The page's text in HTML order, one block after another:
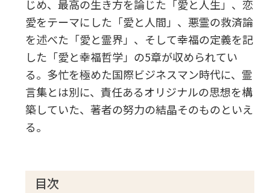
じめ、最高の生き方を論じた「愛と人生」、恋
愛をテーマにした「愛と人間」、悪霊の救済論
を述べた「愛と霊界」、そして幸福の定義を記
した「愛と幸福哲学」の5章が収められてい
る。多忙を極めた国際ビジネスマン時代に、霊
言集とは別に、責任あるオリジナルの思想を構
築していた、著者の努力の結晶そのものといえ
る。
目次